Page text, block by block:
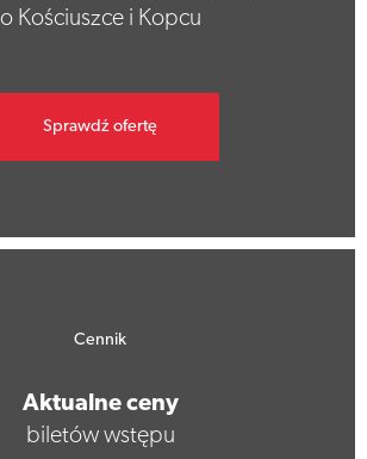
o Kościuszce i Kopcu
Sprawdź ofertę
Cennik
Aktualne ceny
biletów wstępu